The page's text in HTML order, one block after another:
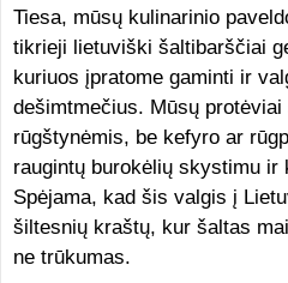
Tiesa, mūsų kulinarinio
tikrieji lietuviški šaltibarščiai
kuriuos įpratome gaminti ir
dešimtmečius. Mūsų
rūgštynėmis, be kefyro ar
raugintų burokėlių skystimu ir
Spėjama, kad šis valgis į
šiltesnių kraštų, kur šaltas
ne trūkumas.